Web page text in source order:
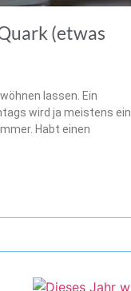
(etwas
lassen. Ein
wird ja meistens ein
Habt einen